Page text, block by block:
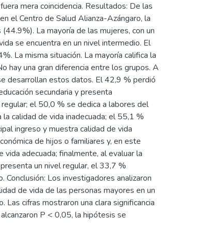
mera coincidencia. Resultados: De las
el Centro de Salud Alianza-Azángaro, la
La mayoría de las mujeres, con un
se encuentra en un nivel intermedio. El
La misma situación. La mayoría califica la
hay una gran diferencia entre los grupos. A
desarrollan estos datos. El 42,9 % perdió
secundaria y presenta
el 50,0 % se dedica a labores del
calidad de vida inadecuada; el 55,1 %
ingreso y muestra calidad de vida
de hijos o familiares y, en este
vida adecuada; finalmente, al evaluar la
un nivel regular, el 33,7 %
Conclusión: Los investigadores analizaron
de vida de las personas mayores en un
Las cifras mostraron una clara significancia
P < 0,05, la hipótesis se